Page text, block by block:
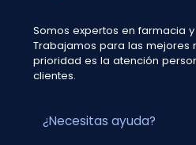
Somos expertos en farmacia
Trabajamos para las mejores
prioridad es la atención
clientes.
¿Necesitas ayuda?